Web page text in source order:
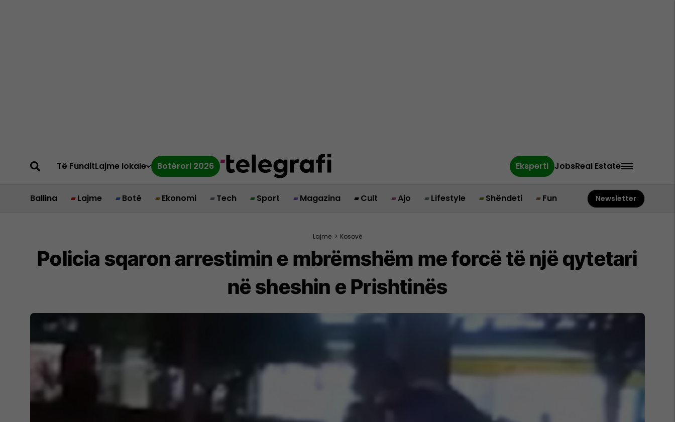
Të FunditLajme lokale Botërori 2026 Eksperti JobsReal Estate
Ballina Lajme Botë Ekonomi Tech Sport Magazina Cult Ajo Lifestyle Shëndeti Fun Newsletter
Lajme > Kosovë
Policia sqaron arrestimin e mbrëmshëm me forcë të një qytetari
në sheshin e Prishtinës